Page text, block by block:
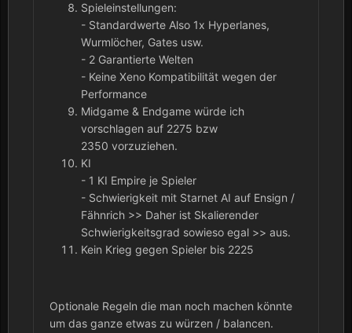
Spieleinstellungen:
- Standardwerte Also 1x Hyperlanes,
Wurmlöcher, Gates usw.
- 2 Garantierte Welten
- Keine Xeno Kompatibilität wegen der
Performance
Midgame & Endgame würde ich
vorschlagen auf 2275 bzw
2350 vorzuziehen.
KI
- 1 KI Empire je Spieler
- Schwierigkeit mit Starnet AI auf Ensign /
Fähnrich >> Daher ist Skalierender
Schwierigkeitsgrad sowieso egal >> aus.
Kein Krieg gegen Spieler bis 2225
Optionale Regeln die man noch machen könnte
um das ganze etwas zu würzen / balancen.